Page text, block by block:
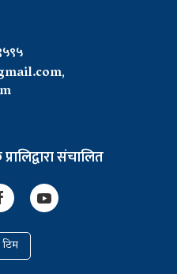
,
संचालित
टिम